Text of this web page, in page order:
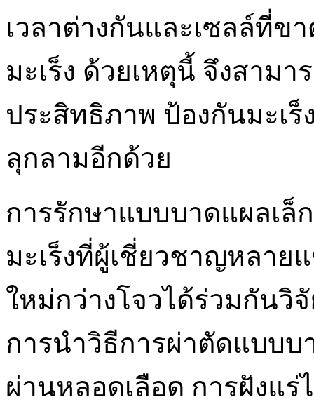
เวลาต่างกันและเซลล์ที่ข
มะเร็ง ด้วยเหตุนี้ จึงสามา
ประสิทธิภาพ ป้องกันมะเ
ลุกลามอีกด้วย
การรักษาแบบบาดแผลเล็
มะเร็งที่ผู้เชี่ยวชาญหลาย
ใหม่กว่างโจวได้ร่วมกัน
การนำวิธีการผ่าตัดแบบบ
ผ่านหลอดเลือด การฝังแร่